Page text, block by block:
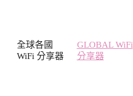
全球各國
WiFi 分享器
GLOBAL WiFi
分享器